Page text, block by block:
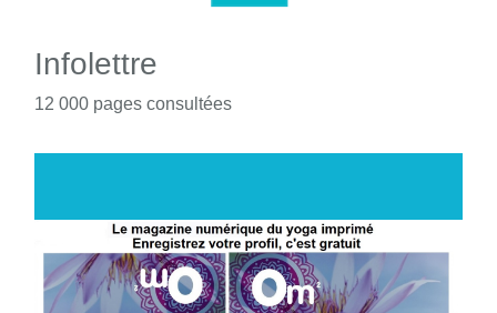
Infolettre
12 000 pages consultées